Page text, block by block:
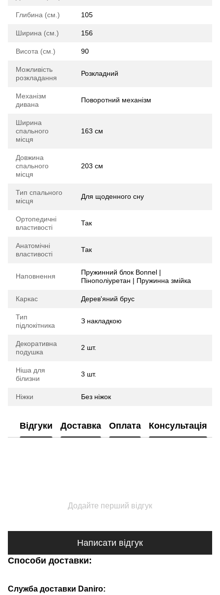
Глибина (см.) 105
Ширина (см.) 156
Висота (см.) 90
Можливість
розкладання
Розкладний
Механізм
дивана
Поворотний механізм
Ширина
спального
місця
163 см
Довжина
спального
місця
203 см
Тип спального
місця
Для щоденного сну
Ортопедичні
властивості
Так
Анатомічні
властивості
Так
Наповнення
Пружинний блок Bonnel |
Пінополіуретан | Пружинна змійка
Каркас Дерев'яний брус
Тип
підлокітника
З накладкою
Декоративна
подушка
2 шт.
Ніша для
білизни
3 шт.
Ніжки Без ніжок
Відгуки Доставка Оплата Консультація
Додайте перший відгук
Написати відгук
Способи доставки:
Служба доставки Daniro: